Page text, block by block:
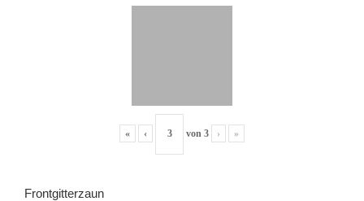
« ‹ von 3 › »
Frontgitterzaun